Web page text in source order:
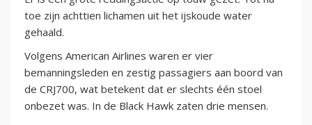
toe zijn achttien lichamen uit het ijskoude water
gehaald.
Volgens American Airlines waren er vier
bemanningsleden en zestig passagiers aan boord van
de CRJ700, wat betekent dat er slechts één stoel
onbezet was. In de Black Hawk zaten drie mensen.